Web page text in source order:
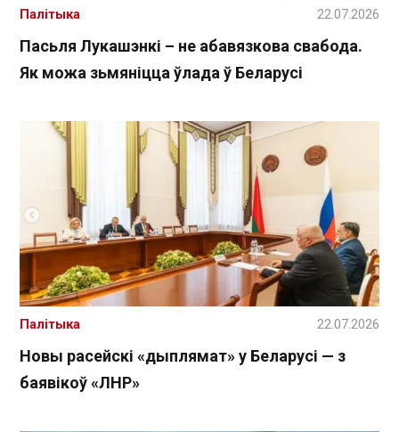
Пасьля Лукашэнкі – не абавязкова свабода.
Як можа зьмяніцца ўлада ў Беларусі
Палітыка 22.07.2026
Новы расейскі «дыплямат» у Беларусі — з
баявікоў «ЛНР»
Палітыка 22.07.2026